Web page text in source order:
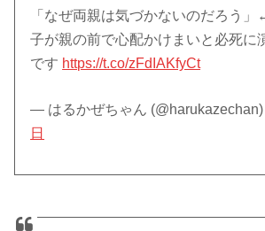
「なぜ両親は気づかないのだろう
子が親の前で心配かけまいと必死に
です https://t.co/zFdIAKfyCt
— はるかぜちゃん (@harukazechan)
日